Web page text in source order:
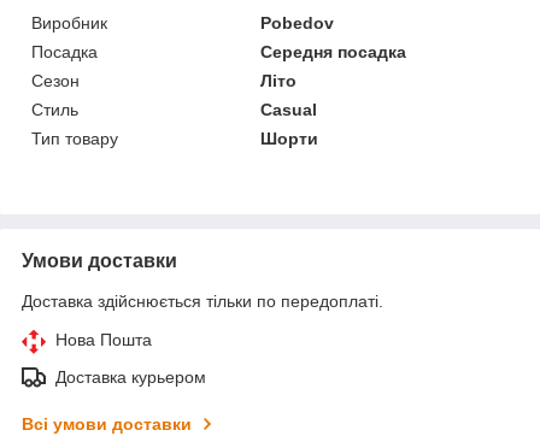
Виробник
Pobedov
Посадка
Середня посадка
Сезон
Літо
Стиль
Casual
Тип товару
Шорти
Умови доставки
Доставка здійснюється тільки по передоплаті.
Нова Пошта
Доставка курьером
Всі умови доставки